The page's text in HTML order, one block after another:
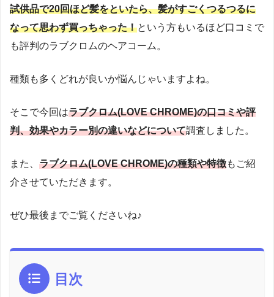
試供品で20回ほど髪をといたら、髪がすごくつるつるに
なって思わず買っちゃった！という方もいるほど口コミで
も評判のラブクロムのヘアコーム。
種類も多くどれが良いか悩んじゃいますよね。
そこで今回はラブクロム(LOVE CHROME)の口コミや評
判、効果やカラー別の違いなどについて調査しました。
また、 ラブクロム(LOVE CHROME)の種類や特徴もご紹
介させていただきます。
ぜひ最後までご覧くださいね♪
目次